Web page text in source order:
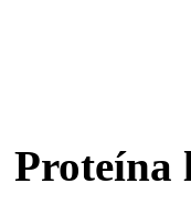
Proteína